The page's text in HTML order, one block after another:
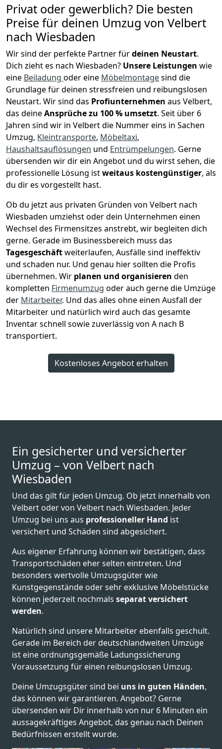
Privat oder gewerblich? Die besten
Preise für deinen Umzug von Velbert
nach Wiesbaden
Wir sind der perfekte Partner fürdeinen Neustart.
Dich zieht es nach Wiesbaden? Unsere Leistungen wie
eine Beiladung oder eine Möbelmontagesind die
Grundlage für deinen stressfreien und reibungslosen
Neustart. Wir sind das Profiunternehmen aus Velbert,
das deineAnsprüche zu 100 % umsetzt. Seit über 6
Jahren sind wir in Velbert die Nummer eins in Sachen
Umzug, Kleintransporte, Möbeltaxi,
Haushaltsauflösungen und Entrümpelungen. Gerne
übersenden wir dir ein Angebot und du wirst sehen, die
professionelle Lösung istweitaus kostengünstiger, als
du dir es vorgestellt hast.
Ob du jetzt aus privaten Gründen von Velbert nach
Wiesbaden umziehst oder dein Unternehmen einen
Wechsel des Firmensitzes anstrebt, wir begleiten dich
gerne. Gerade im Businessbereich muss das
Tagesgeschäftweiterlaufen, Ausfälle sind ineffektiv
und schaden nur. Und genau hier sollten die Profis
übernehmen. Wir planen und organisieren den
kompletten Firmenumzug oder auch gerne die Umzüge
der Mitarbeiter. Und das alles ohne einen Ausfall der
Mitarbeiter und natürlich wird auch das gesamte
Inventar schnell sowie zuverlässig von A nach B
transportiert.
Kostenloses Angebot erhalten
Ein gesicherter und versicherter
Umzug – von Velbert nach
Wiesbaden
Und das gilt für jeden Umzug. Ob jetzt innerhalb von
Velbert oder von Velbert nach Wiesbaden. Jeder
Umzug bei uns aus professioneller Hand ist
versichert und Schäden sind abgesichert.
Aus eigener Erfahrung können wir bestätigen, dass
Transportschäden eher selten eintreten. Und
besonders wertvolle Umzugsgüter wie
Kunstgegenstände oder sehr exklusive Möbelstücke
können jederzeit nochmals separat versichert
werden.
Natürlich sind unsere Mitarbeiter ebenfalls geschult.
Gerade im Bereich der deutschlandweiten Umzüge
ist eine ordnungsgemäße Ladungssicherung
Voraussetzung für einen reibungslosen Umzug.
Deine Umzugsgüter sind bei uns in guten Händen,
das können wir garantieren. Angebot? Gerne
übersenden wir Dir innerhalb von nur 6 Minuten ein
aussagekräftiges Angebot, das genau nach Deinen
Bedürfnissen erstellt wurde.